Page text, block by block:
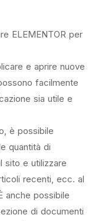
ELEMENTOR per
e aprire nuove
facilmente
sia utile e
è possibile
quantità di
sito e utilizzare
recenti, ecc. al
anche possibile
di documenti